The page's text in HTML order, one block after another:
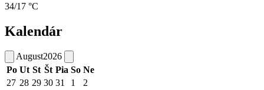
34/17 °C
Kalendár
August2026
Po Ut St Št Pia So Ne
27 28 29 30 31 1
2